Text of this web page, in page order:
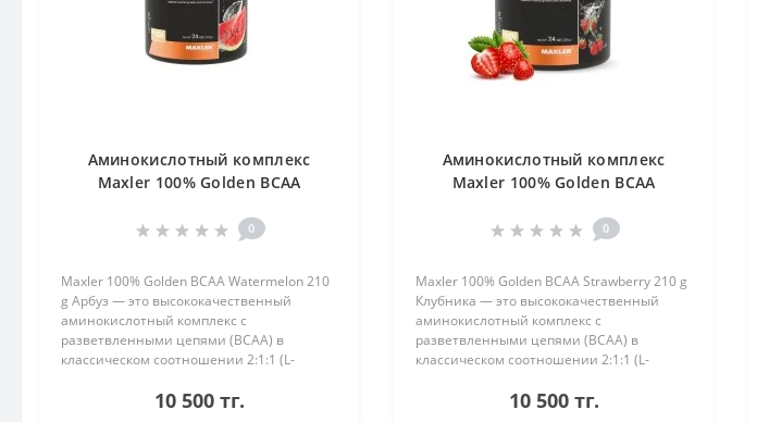
Аминокислотный комплекс
Maxler 100% Golden BCAA
0
Maxler 100% Golden BCAA Watermelon 210
g Арбуз — это высококачественный
аминокислотный комплекс с
разветвленными цепями (BCAA) в
классическом соотношении 2:1:1 (L-
продукт идеально подходит для
10 500 тг.
Аминокислотный комплекс
Maxler 100% Golden BCAA
0
Maxler 100% Golden BCAA Strawberry 210 g
Клубника — это высококачественный
аминокислотный комплекс с
разветвленными цепями (BCAA) в
классическом соотношении 2:1:1 (L-
продукт идеально подходит для
10 500 тг.